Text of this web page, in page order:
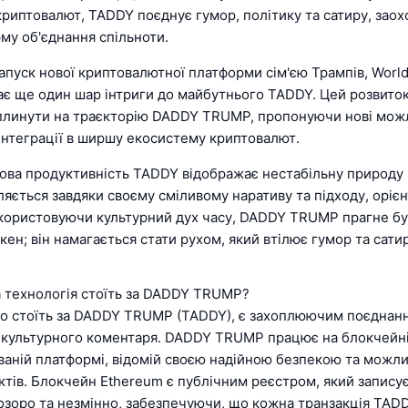
TADDY поєднує гумор, політику та сатиру,
об'єднання спільноти.
нової криптовалютної платформи сім'єю Трампів,
ще один шар інтриги до майбутнього TADDY. Цей
на траєкторію DADDY TRUMP, пропонуючи нові
в ширшу екосистему криптовалют.
продуктивність TADDY відображає нестабільну природу
завдяки своєму сміливому наративу та підходу,
культурний дух часу, DADDY TRUMP прагне
він намагається стати рухом, який втілює гумор та
стоїть за DADDY TRUMP?
стоїть за DADDY TRUMP (TADDY), є захоплюючим
коментаря. DADDY TRUMP працює на
платформі, відомій своєю надійною безпекою та
Блокчейн Ethereum є публічним реєстром, який
та незмінно, забезпечуючи, що кожна транзакція